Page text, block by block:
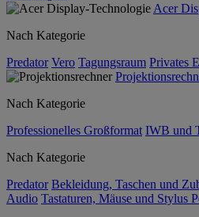
Acer
Nach Kategorie
Predator Vero Tagungsraum Privates
Nach Kategorie
Professionelles Großformat IWB und
Nach Kategorie
Predator Bekleidung, Taschen und
Audio Tastaturen, Mäuse und Stylus